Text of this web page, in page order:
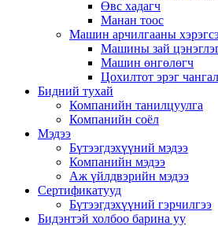
Өвс хадагч
Манан тоос
Машин арчилгааны
Машины зай
Машин өнгөлөгч
Цохилтот эрэг
Бидний тухай
Компанийн танилцуулга
Компанийн соёл
Мэдээ
Бүтээгдэхүүний мэдээ
Компанийн мэдээ
Аж үйлдвэрийн мэдээ
Сертификатууд
Бүтээгдэхүүний гэрчилгээ
Бидэнтэй холбоо барина уу